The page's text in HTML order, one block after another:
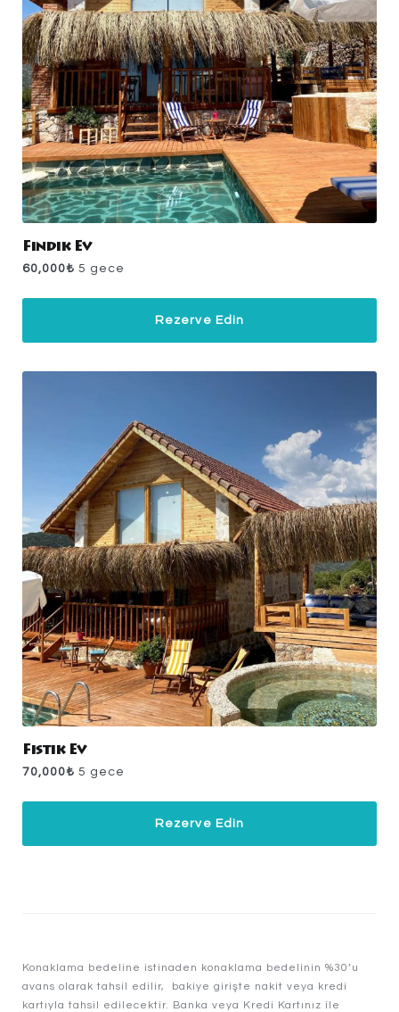
Fındık Ev
60,000₺ 5 gece
Rezerve Edin
Fıstık Ev
70,000₺ 5 gece
Rezerve Edin
Konaklama bedeline istinaden konaklama bedelinin %30’u
avans olarak tahsil edilir, bakiye girişte nakit veya kredi
kartıyla tahsil edilecektir. Banka veya Kredi Kartınız ile